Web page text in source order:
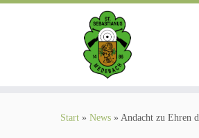
Zum
Start » News » Andacht zu Ehren